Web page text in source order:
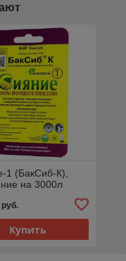
1 (БакСиб-К),
на 3000л
Купить